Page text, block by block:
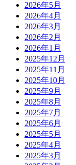
2026年5月
2026年4月
2026年3月
2026年2月
2026年1月
2025年12月
2025年11月
2025年10月
2025年9月
2025年8月
2025年7月
2025年6月
2025年5月
2025年4月
2025年3月